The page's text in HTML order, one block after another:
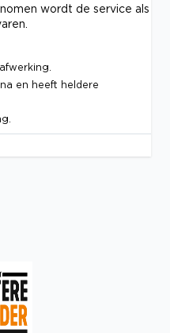
wordt de service als
en heeft heldere